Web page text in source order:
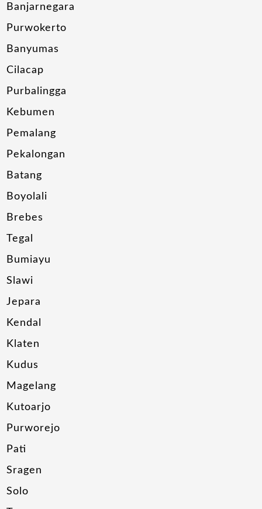
Banjarnegara
Purwokerto
Banyumas
Cilacap
Purbalingga
Kebumen
Pemalang
Pekalongan
Batang
Boyolali
Brebes
Tegal
Bumiayu
Slawi
Jepara
Kendal
Klaten
Kudus
Magelang
Kutoarjo
Purworejo
Pati
Sragen
Solo